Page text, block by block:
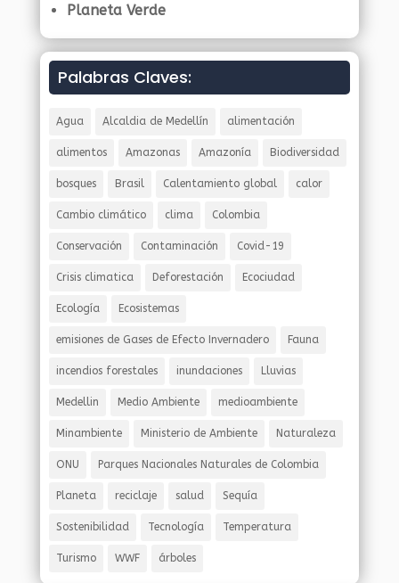
Planeta Verde
Palabras Claves:
Agua Alcaldia de Medellín alimentación
alimentos Amazonas Amazonía Biodiversidad
bosques Brasil Calentamiento global calor
Cambio climático clima Colombia
Conservación Contaminación Covid-19
Crisis climatica Deforestación Ecociudad
Ecología Ecosistemas
emisiones de Gases de Efecto Invernadero Fauna
incendios forestales inundaciones Lluvias
Medellin Medio Ambiente medioambiente
Minambiente Ministerio de Ambiente Naturaleza
ONU Parques Nacionales Naturales de Colombia
Planeta reciclaje salud Sequía
Sostenibilidad Tecnología Temperatura
Turismo WWF árboles